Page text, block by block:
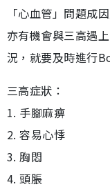
「心血管」問題成
亦有機會與三高遇
況，就要及時進行
三高症狀：
1. 手腳麻痹
2. 容易心悸
3. 胸悶
4. 頭脹